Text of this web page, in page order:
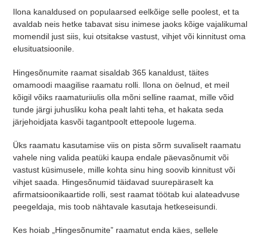
Ilona kanaldused on populaarsed eelkõige selle poolest, et ta
avaldab neis hetke tabavat sisu inimese jaoks kõige vajalikumal
momendil just siis, kui otsitakse vastust, vihjet või kinnitust oma
elusituatsioonile.
Hingesõnumite raamat sisaldab 365 kanaldust, täites
omamoodi maagilise raamatu rolli. Ilona on öelnud, et meil
kõigil võiks raamaturiiulis olla mõni selline raamat, mille võid
tunde järgi juhusliku koha pealt lahti teha, et hakata seda
järjehoidjata kasvõi tagantpoolt ettepoole lugema.
Üks raamatu kasutamise viis on pista sõrm suvaliselt raamatu
vahele ning valida peatüki kaupa endale päevasõnumit või
vastust küsimusele, mille kohta sinu hing soovib kinnitust või
vihjet saada. Hingesõnumid täidavad suurepäraselt ka
afirmatsioonikaartide rolli, sest raamat töötab kui alateadvuse
peegeldaja, mis toob nähtavale kasutaja hetkeseisundi.
Kes hoiab „Hingesõnumite” raamatut enda käes, sellele